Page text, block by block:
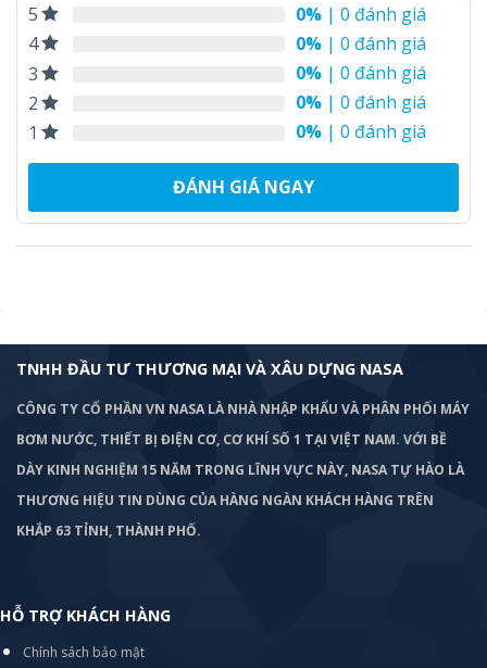
5 0% | 0 đánh giá
4
0% | 0 đánh giá
3
0% | 0 đánh giá
2
0% | 0 đánh giá
1
0% | 0 đánh giá
ĐÁNH GIÁ NGAY
TNHH ĐẦU TƯ THƯƠNG MẠI VÀ XÂU DỰNG NASA
CÔNG TY CỔ PHẦN VN NASA LÀ NHÀ NHẬP KHẨU VÀ PHÂN PHỐI MÁY
BƠM NƯỚC, THIẾT BỊ ĐIỆN CƠ, CƠ KHÍ SỐ 1 TẠI VIỆT NAM. VỚI BỀ
DÀY KINH NGHIỆM 15 NĂM TRONG LĨNH VỰC NÀY, NASA TỰ HÀO LÀ
THƯƠNG HIỆU TIN DÙNG CỦA HÀNG NGÀN KHÁCH HÀNG TRÊN
KHẮP 63 TỈNH, THÀNH PHỐ.
HỖ TRỢ KHÁCH HÀNG
Chính sách bảo mật